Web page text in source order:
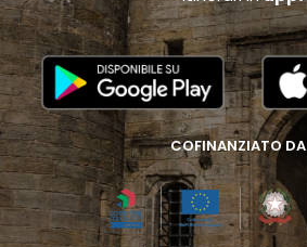
COFINANZIATO DA